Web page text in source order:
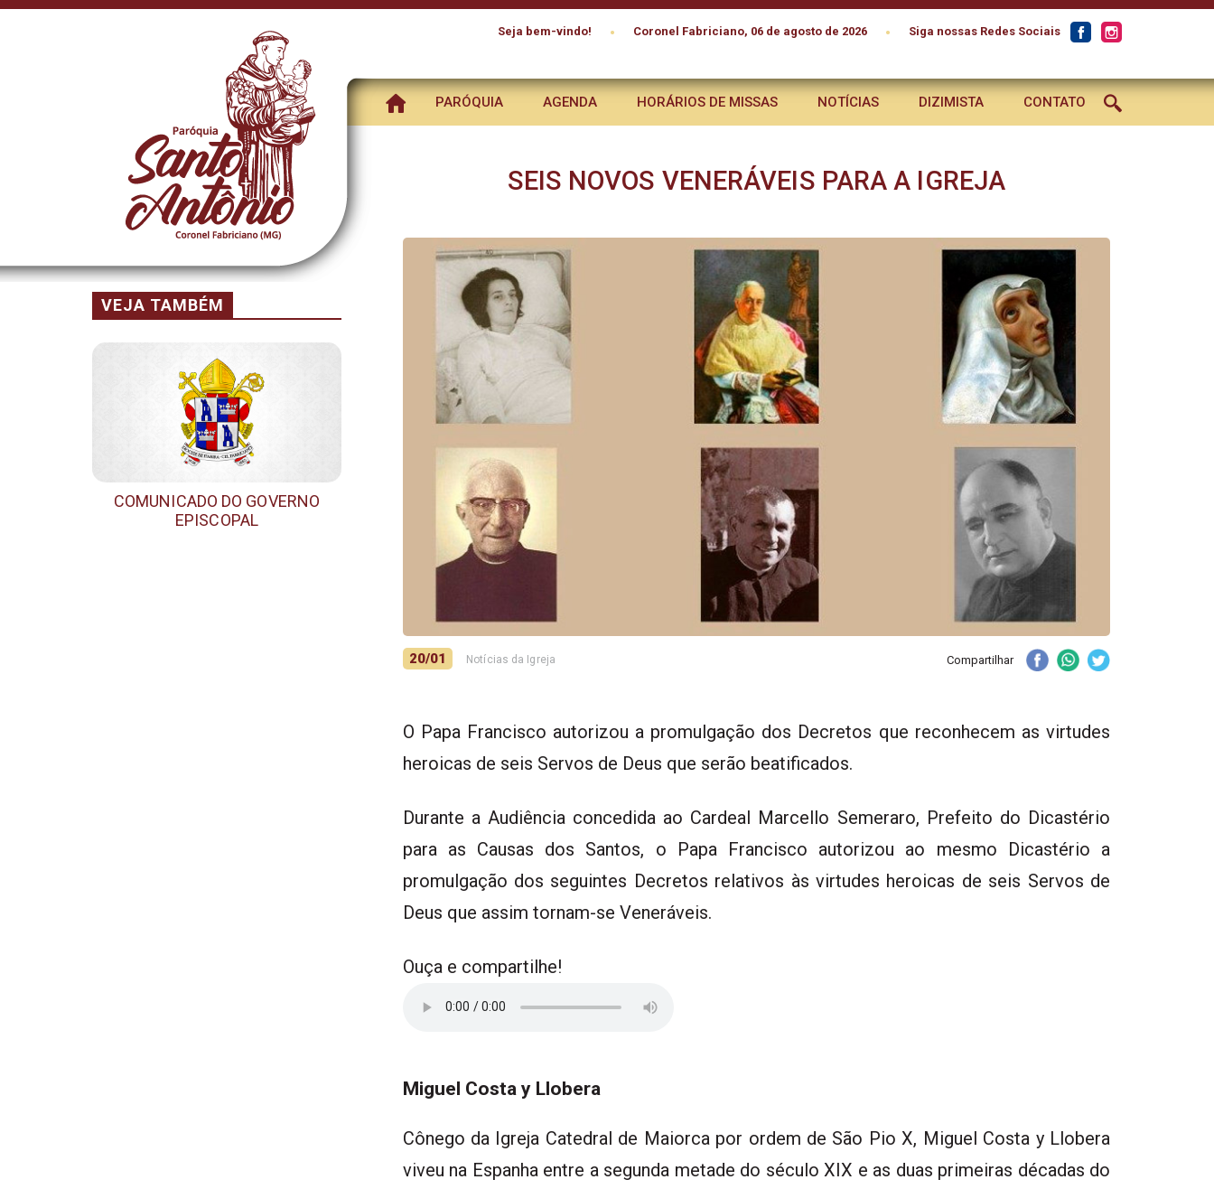
Seja bem-vindo! • Coronel Fabriciano, 06 de agosto de 2026 • Siga nossas Redes Sociais
PARÓQUIA AGENDA HORÁRIOS DE MISSAS NOTÍCIAS DIZIMISTA CONTATO
SEIS NOVOS VENERÁVEIS PARA A IGREJA
20/01 Notícias da Igreja Compartilhar
O Papa Francisco autorizou a promulgação dos Decretos que reconhecem as virtudes
heroicas de seis Servos de Deus que serão beatificados.
Durante a Audiência concedida ao Cardeal Marcello Semeraro, Prefeito do Dicastério
para as Causas dos Santos, o Papa Francisco autorizou ao mesmo Dicastério a
promulgação dos seguintes Decretos relativos às virtudes heroicas de seis Servos de
Deus que assim tornam-se Veneráveis.
Ouça e compartilhe!
Miguel Costa y Llobera
Cônego da Igreja Catedral de Maiorca por ordem de São Pio X, Miguel Costa y Llobera
viveu na Espanha entre a segunda metade do século XIX e as duas primeiras décadas do
VEJA TAMBÉM
COMUNICADO DO GOVERNO
EPISCOPAL